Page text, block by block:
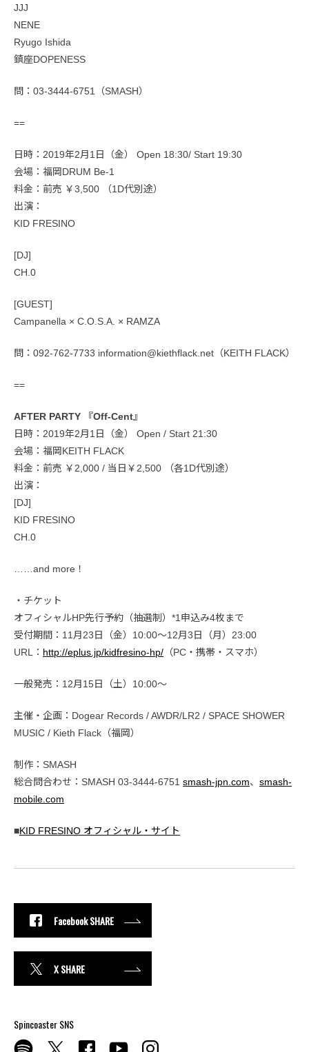
JJJ
NENE
Ryugo Ishida
鎮座DOPENESS
問：03-3444-6751（SMASH）
==
日時：2019年2月1日（金） Open 18:30/ Start 19:30
会場：福岡DRUM Be-1
料金：前売 ￥3,500 （1D代別途）
出演：
KID FRESINO
[DJ]
CH.0
[GUEST]
Campanella × C.O.S.A. × RAMZA
問：092-762-7733 information@kiethflack.net（KEITH FLACK）
==
AFTER PARTY 『Off-Cent』
日時：2019年2月1日（金） Open / Start 21:30
会場：福岡KEITH FLACK
料金：前売 ￥2,000 / 当日￥2,500 （各1D代別途）
出演：
[DJ]
KID FRESINO
CH.0
……and more！
・チケット
オフィシャルHP先行予約（抽選制）*1申込み4枚まで
受付期間：11月23日（金）10:00〜12月3日（月）23:00
URL： http://eplus.jp/kidfresino-hp/ （PC・携帯・スマホ）
一般発売：12月15日（土）10:00〜
主催・企画：Dogear Records / AWDR/LR2 / SPACE SHOWER
MUSIC / Kieth Flack（福岡）
制作：SMASH
総合問合わせ：SMASH 03-3444-6751 smash-jpn.com、 smash-
mobile.com
■KID FRESINO オフィシャル・サイト
Facebook SHARE
X SHARE
Spincoaster SNS